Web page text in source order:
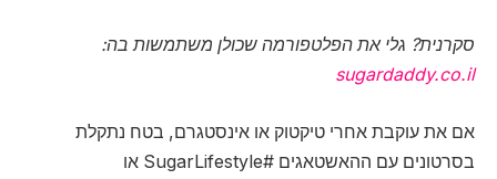
סקרנית? גלי את הפלטפורמה שכולן משתמשות בה:
sugardaddy.co.il
אם את עוקבת אחרי טיקטוק או אינסטגרם, בטח נתקלת
בסרטונים עם ההאשטאגים #SugarLifestyle או